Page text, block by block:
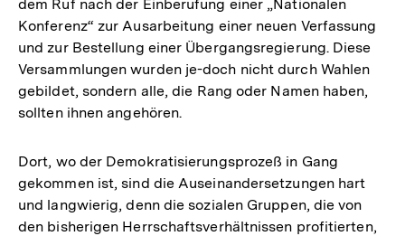
dem Ruf nach der Einberufung einer „Nationalen
Konferenz“ zur Ausarbeitung einer neuen Verfassung
und zur Bestellung einer Übergangsregierung. Diese
Versammlungen wurden je-doch nicht durch Wahlen
gebildet, sondern alle, die Rang oder Namen haben,
sollten ihnen angehören.
Dort, wo der Demokratisierungsprozeß in Gang
gekommen ist, sind die Auseinandersetzungen hart
und langwierig, denn die sozialen Gruppen, die von
den bisherigen Herrschaftsverhältnissen profitierten,